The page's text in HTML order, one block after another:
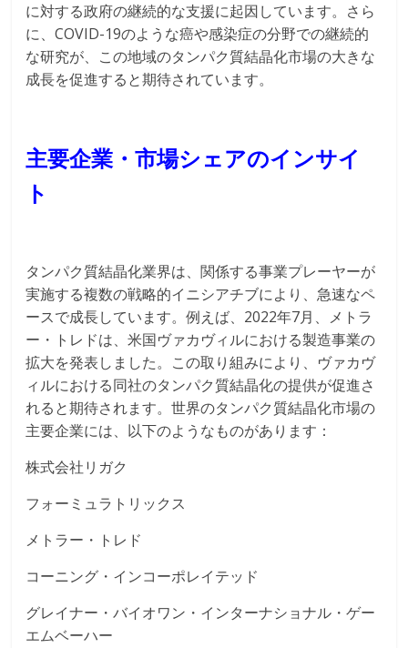
に対する政府の継続的な支援に起因しています。さら
に、COVID-19のような癌や感染症の分野での継続的
な研究が、この地域のタンパク質結晶化市場の大きな
成長を促進すると期待されています。
主要企業・市場シェアのインサイ
ト
タンパク質結晶化業界は、関係する事業プレーヤーが
実施する複数の戦略的イニシアチブにより、急速なペ
ースで成長しています。例えば、2022年7月、メトラ
ー・トレドは、米国ヴァカヴィルにおける製造事業の
拡大を発表しました。この取り組みにより、ヴァカヴ
ィルにおける同社のタンパク質結晶化の提供が促進さ
れると期待されます。世界のタンパク質結晶化市場の
主要企業には、以下のようなものがあります：
株式会社リガク
フォーミュラトリックス
メトラー・トレド
コーニング・インコーポレイテッド
グレイナー・バイオワン・インターナショナル・ゲー
エムベーハー